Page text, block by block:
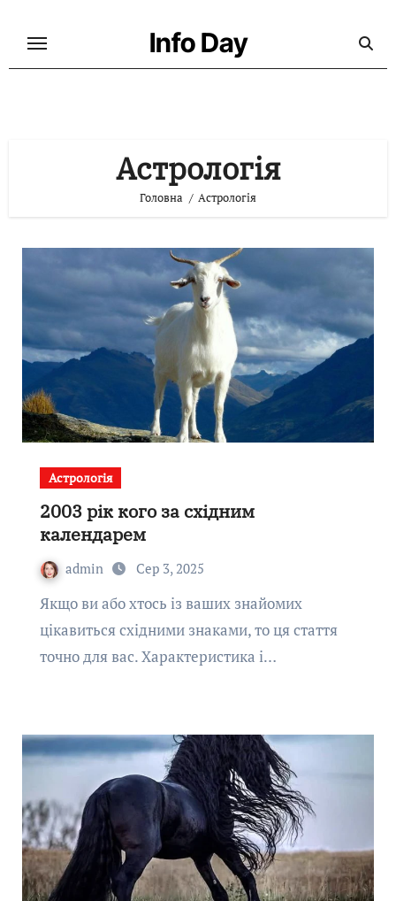
Info Day
Астрологія
Головна Астрологія
Астрологія
2003 рік кого за східним
календарем
admin Сер 3, 2025
Якщо ви або хтось із ваших знайомих
цікавиться східними знаками, то ця стаття
точно для вас. Характеристика і…